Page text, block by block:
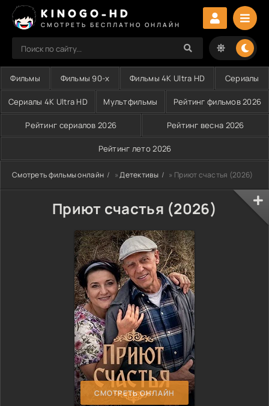
KINOGO-HD
СМОТРЕТЬ БЕСПЛАТНО ОНЛАЙН
Фильмы Фильмы 90-х Фильмы 4K Ultra HD Сериалы
Сериалы 4K Ultra HD Мультфильмы Рейтинг фильмов 2026
Рейтинг сериалов 2026 Рейтинг весна 2026
Рейтинг лето 2026
Смотреть фильмы онлайн »Детективы » Приют счастья (2026)
Приют счастья (2026)
СМОТРЕТЬ ОНЛАЙН